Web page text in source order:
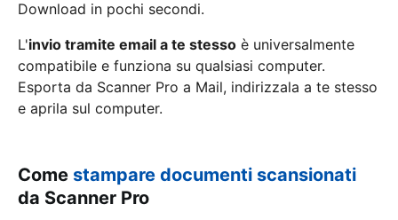
Download in pochi secondi.
L'invio tramite email a te stesso è universalmente
compatibile e funziona su qualsiasi computer.
Esporta da Scanner Pro a Mail, indirizzala a te stesso
e aprila sul computer.
Come stampare documenti scansionati
da Scanner Pro